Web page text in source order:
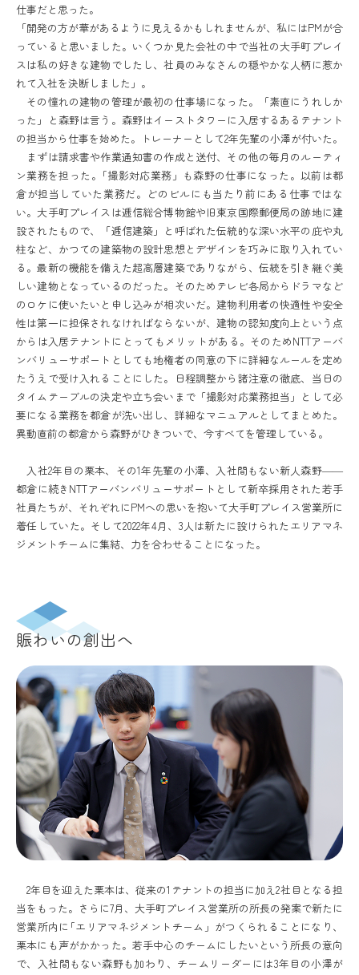
仕事だと思った。
「開発の方が華があるように見えるかもしれませんが、私にはPMが合
っていると思いました。いくつか見た会社の中で当社の大手町プレイ
スは私の好きな建物でしたし、社員のみなさんの穏やかな人柄に惹か
れて入社を決断しました」。
その憧れの建物の管理が最初の仕事場になった。「素直にうれしか
った」と森野は言う。森野はイーストタワーに入居するあるテナント
の担当から仕事を始めた。トレーナーとして2年先輩の小澤が付いた。
まずは請求書や作業通知書の作成と送付、その他の毎月のルーティ
ン業務を担った。｢撮影対応業務」も森野の仕事になった。以前は都
倉が担当していた業務だ。どのビルにも当たり前にある仕事ではな
い。大手町プレイスは逓信総合博物館や旧東京国際郵便局の跡地に建
設されたもので、「逓信建築」と呼ばれた伝統的な深い水平の庇や丸
柱など、かつての建築物の設計思想とデザインを巧みに取り入れてい
る。最新の機能を備えた超高層建築でありながら、伝統を引き継ぐ美
しい建物となっているのだった。そのためテレビ各局からドラマなど
のロケに使いたいと申し込みが相次いだ。建物利用者の快適性や安全
性は第一に担保されなければならないが、建物の認知度向上という点
からは入居テナントにとってもメリットがある。そのためNTTアーバ
ンバリューサポートとしても地権者の同意の下に詳細なルールを定め
たうえで受け入れることにした。日程調整から諸注意の徹底、当日の
タイムテーブルの決定や立ち会いまで「撮影対応業務担当」として必
要になる業務を都倉が洗い出し、詳細なマニュアルとしてまとめた。
異動直前の都倉から森野がひきついで、今すべてを管理している。
入社2年目の栗本、その1年先輩の小澤、入社間もない新人森野――
都倉に続きNTTアーバンバリューサポートとして新卒採用された若手
社員たちが、それぞれにPMへの思いを抱いて大手町プレイス営業所に
着任していた。そして2022年4月、3人は新たに設けられたエリアマネ
ジメントチームに集結、力を合わせることになった。
賑わいの創出へ
2年目を迎えた栗本は、従来の1テナントの担当に加え2社目となる担
当をもった。さらに7月、大手町プレイス営業所の所長の発案で新たに
営業所内に｢エリアマネジメントチーム」がつくられることになり、
栗本にも声がかかった。若手中心のチームにしたいという所長の意向
で、入社間もない森野も加わり、チームリーダーには3年目の小澤が